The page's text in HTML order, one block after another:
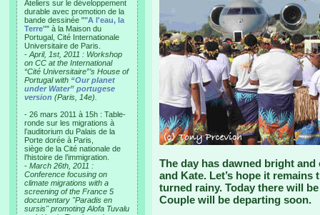
Ateliers sur le développement
durable avec promotion de la
bande dessinée ""A l'eau, la
Terre"" à la Maison du
Portugal, Cité Internationale
Universitaire de Paris.
- April, 1st, 2011 : Workshop
on CC at the International
“Cité Universitaire”’s House of
Portugal with “Our planet
under Water” portugese
version (Paris, 14e).
- 26 mars 2011 à 15h : Table-
ronde sur les migrations à
l’auditorium du Palais de la
Porte dorée à Paris,
siège de la Cité nationale de
l’histoire de l’immigration.
- March 26th, 2011 :
Conference focusing on
climate migrations with a
screening of the France 5
documentary "Paradis en
sursis" promoting Alofa Tuvalu
The day has dawned bright
and Kate. Let’s hope it
turned rainy. Today there will
Couple will be departing soon.